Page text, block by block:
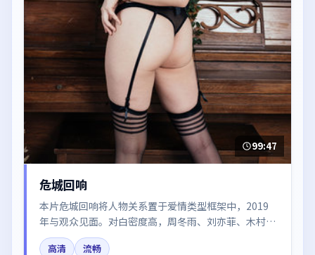
99:47
危城回响
本片危城回响将人物关系置于爱情类型框架中，2019
年与观众见面。对白密度高，周冬雨、刘亦菲、木村拓
哉、杨幂、王景春的台词节奏值得关注；整体气质偏法
国都市与冷色调摄影。
高清 流畅